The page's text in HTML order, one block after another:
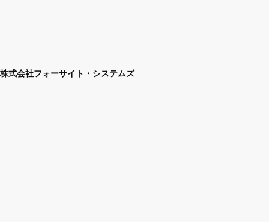
株式会社フォーサイト・システムズ